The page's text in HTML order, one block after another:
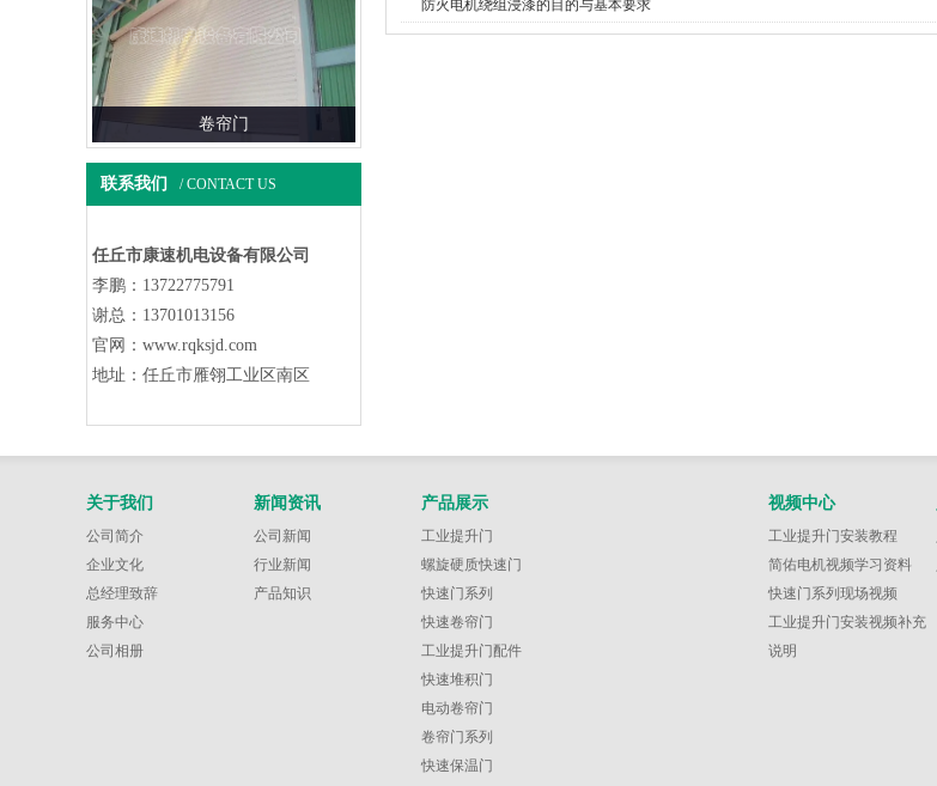
工业提升门（视频展示）
联系我们 / CONTACT US
任丘市康速机电设备有限公司
李鹏：13722775791
谢总： 13701013156
官网：www.rqksjd.com
地址： 任丘市雁翎工业区南区
防火电机绕组浸漆的目的与基本要求
关于我们
公司简介
企业文化
总经理致辞
服务中心
公司相册
新闻资讯
公司新闻
行业新闻
产品知识
产品展示
工业提升门
螺旋硬质快速门
快速门系列
快速卷帘门
工业提升门配件
快速堆积门
电动卷帘门
卷帘门系列
快速保温门
视频中心
工业提升门安装教程
简佑电机视频学习资料
快速门系列现场视频
工业提升门安装视频补充
说明